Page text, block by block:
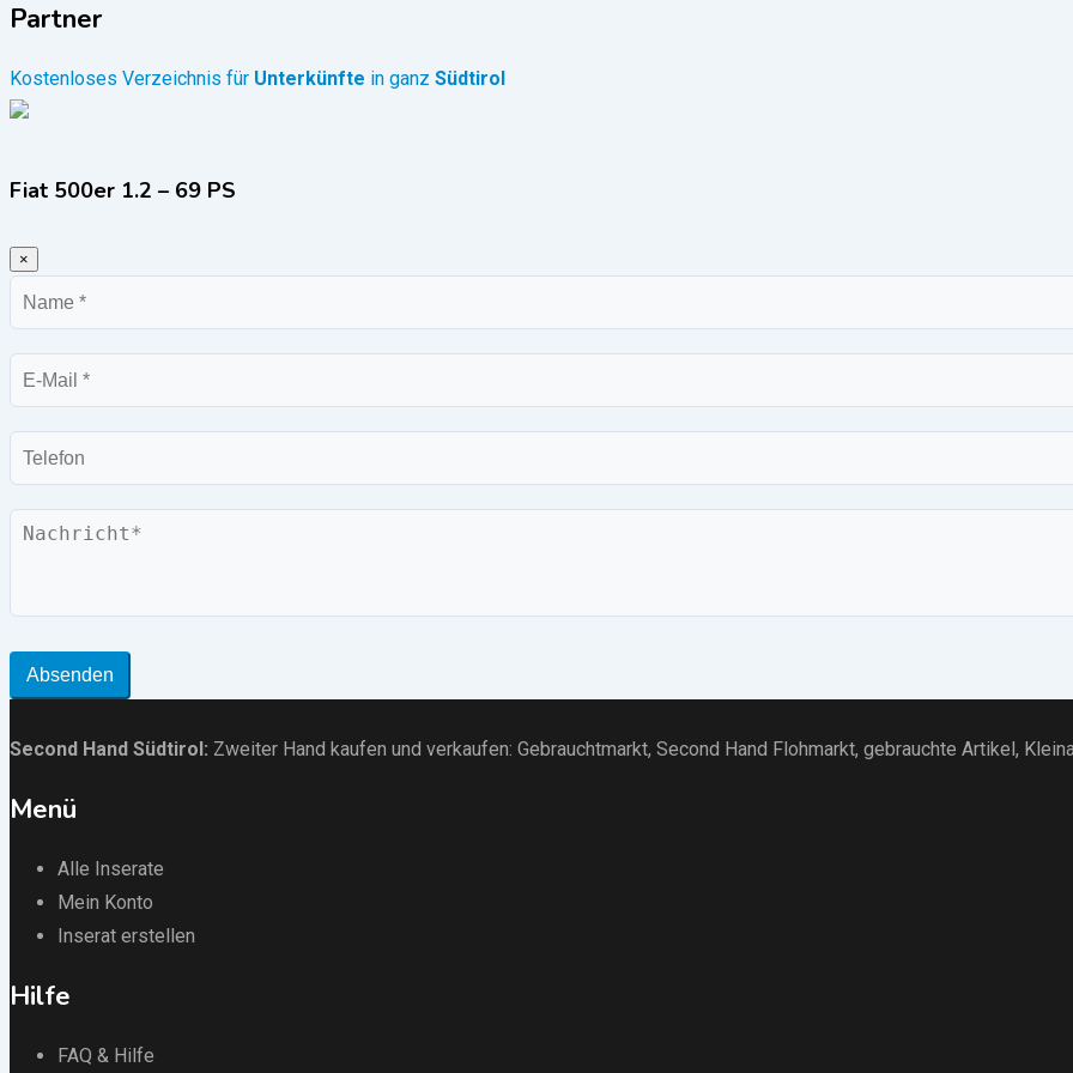
Partner
Kostenloses Verzeichnis für Unterkünfte in ganz Südtirol
Fiat 500er 1.2 – 69 PS
×
Name
E-
Mail
Telefon
Nachricht
Absenden
Second Hand Südtirol : Zweiter Hand kaufen und verkaufen: Gebrauchtmarkt, Second Hand Flohmarkt, gebrauchte Artikel ,
Menü
Alle Inserate
Mein Konto
Inserat erstellen
Hilfe
FAQ & Hilfe